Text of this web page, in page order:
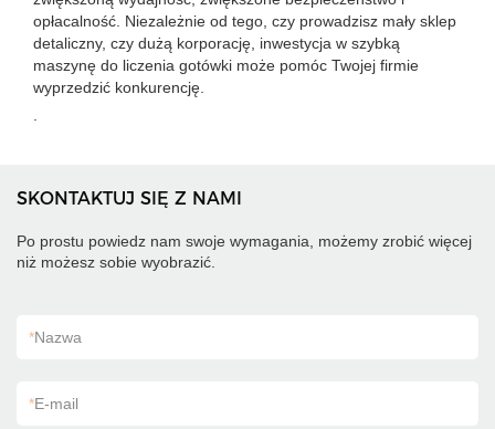
opłacalność. Niezależnie od tego, czy prowadzisz mały sklep
detaliczny, czy dużą korporację, inwestycja w szybką
maszynę do liczenia gotówki może pomóc Twojej firmie
wyprzedzić konkurencję.
SKONTAKTUJ SIĘ Z NAMI
Po prostu powiedz nam swoje wymagania, możemy zrobić więcej
niż możesz sobie wyobrazić.
*Nazwa
*E-mail